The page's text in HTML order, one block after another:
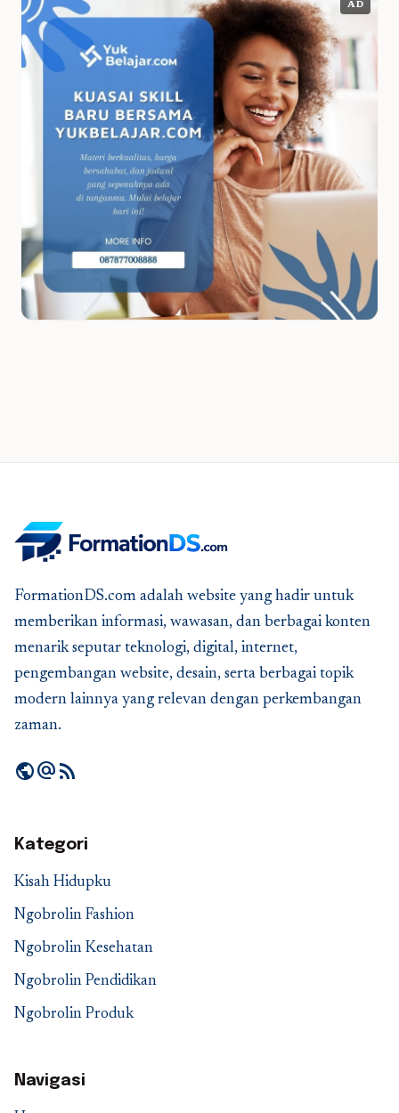
AD
FormationDS.com adalah website yang hadir untuk
memberikan informasi, wawasan, dan berbagai konten
menarik seputar teknologi, digital, internet,
pengembangan website, desain, serta berbagai topik
modern lainnya yang relevan dengan perkembangan
zaman.
publicalternate_emailrss_feed
Kategori
Kisah Hidupku
Ngobrolin Fashion
Ngobrolin Kesehatan
Ngobrolin Pendidikan
Ngobrolin Produk
Navigasi